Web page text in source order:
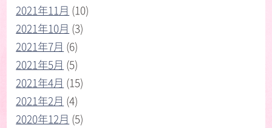
2021年11月 (10)
2021年10月 (3)
2021年7月 (6)
2021年5月 (5)
2021年4月 (15)
2021年2月 (4)
2020年12月 (5)